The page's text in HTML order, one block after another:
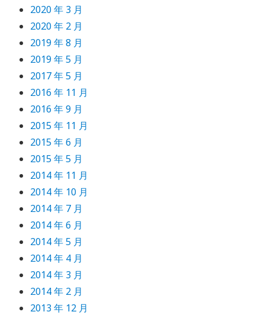
2020 年 3 月
2020 年 2 月
2019 年 8 月
2019 年 5 月
2017 年 5 月
2016 年 11 月
2016 年 9 月
2015 年 11 月
2015 年 6 月
2015 年 5 月
2014 年 11 月
2014 年 10 月
2014 年 7 月
2014 年 6 月
2014 年 5 月
2014 年 4 月
2014 年 3 月
2014 年 2 月
2013 年 12 月